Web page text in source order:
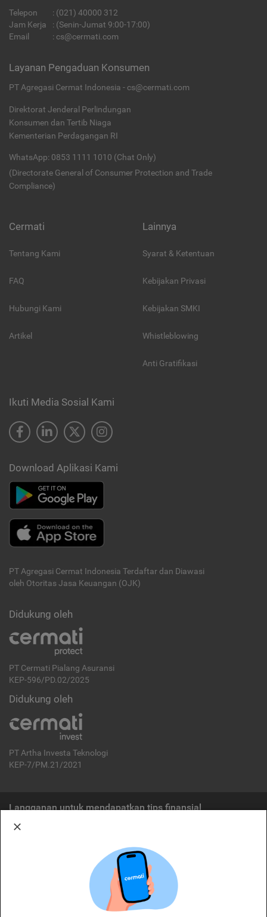
Telepon : (021) 40000 312
Jam Kerja
: (Senin-Jumat 9:00-17:00)
Email
: cs@cermati.com
Layanan Pengaduan Konsumen
PT Agregasi Cermat Indonesia - cs@cermati.com
Direktorat Jenderal Perlindungan
Konsumen dan Tertib Niaga
Kementerian Perdagangan RI
WhatsApp: 0853 1111 1010 (Chat Only)
(Directorate General of Consumer Protection and Trade
Compliance)
Cermati
Tentang Kami
FAQ
Hubungi Kami
Artikel
Lainnya
Syarat & Ketentuan
Kebijakan Privasi
Kebijakan SMKI
Whistleblowing
Anti Gratifikasi
Ikuti Media Sosial Kami
Download Aplikasi Kami
PT Agregasi Cermat Indonesia Terdaftar dan Diawasi
oleh Otoritas Jasa Keuangan (OJK)
Didukung oleh
PT Cermati Pialang Asuransi
KEP-596/PD.02/2025
Didukung oleh
PT Artha Investa Teknologi
KEP-7/PM.21/2021
Langganan untuk mendapatkan tips finansial
Cermati merupakan penyelenggara agregasi jasa keuangan yang terdaftar di
OJK. Oleh karena itu, produk dan/atau layanan jasa keuangan yang
ditawarkan bukan merupakan produk dan/atau layanan jasa keuangan yang
diterbitkan oleh Cermati dan Cermati tidak bertanggung jawab atas tuntutan